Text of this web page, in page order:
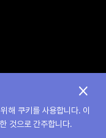
해 쿠키를 사용합니다. 이
것으로 간주합니다.